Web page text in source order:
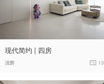
现代简约 | 四房
清辉 13